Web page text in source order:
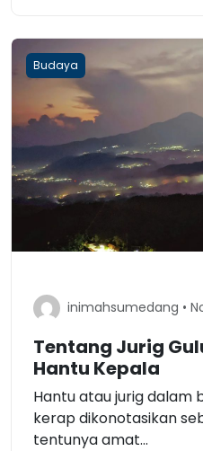
Budaya
inimahsumedang •
Tentang Jurig
Hantu Kepala
Hantu atau jurig dalam
kerap dikonotasikan
tentunya amat...